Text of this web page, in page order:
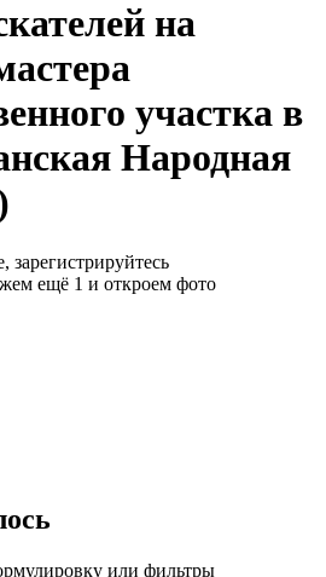
на
участка в
Народная
зарегистрируйтесь
ещё 1 и откроем фото
или фильтры